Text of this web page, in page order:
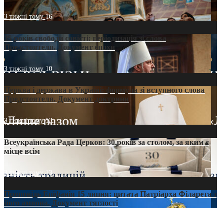
3 тижні тому16
35 років свободи совісті: періодизація зі слова
Предстоятеля. Документ епохи
3 тижні тому 10
Церква і держава в Україні: формула зі вступного слова
Предстоятеля. Документ доктрини
3 тижні тому13
Всеукраїнська Рада Церков: 30 років за столом, за яким є
місце всім
3 тижні тому13
Проповідь Епіфанія 15 липня: цитата Патріарха Філарета з
його амвона. Документ тяглості